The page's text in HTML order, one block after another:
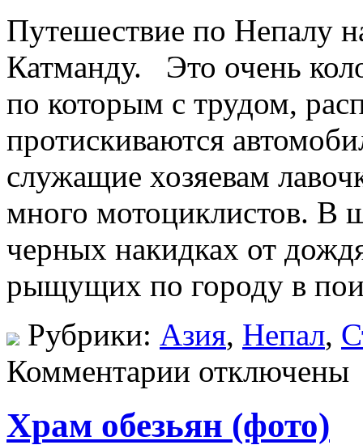
Путешествие по Непалу
Катманду. Это очень
по которым с трудом,
протискиваются
служащие хозяевам
много мотоциклистов. В
черных накидках от
рыщущих по городу в
Рубрики: Азия, Непал,
Комментарии отключены
Храм обезьян (фото)